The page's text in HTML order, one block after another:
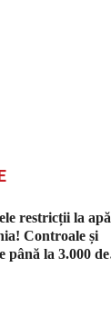
restricții la apă
Controale și
până la 3.000 de